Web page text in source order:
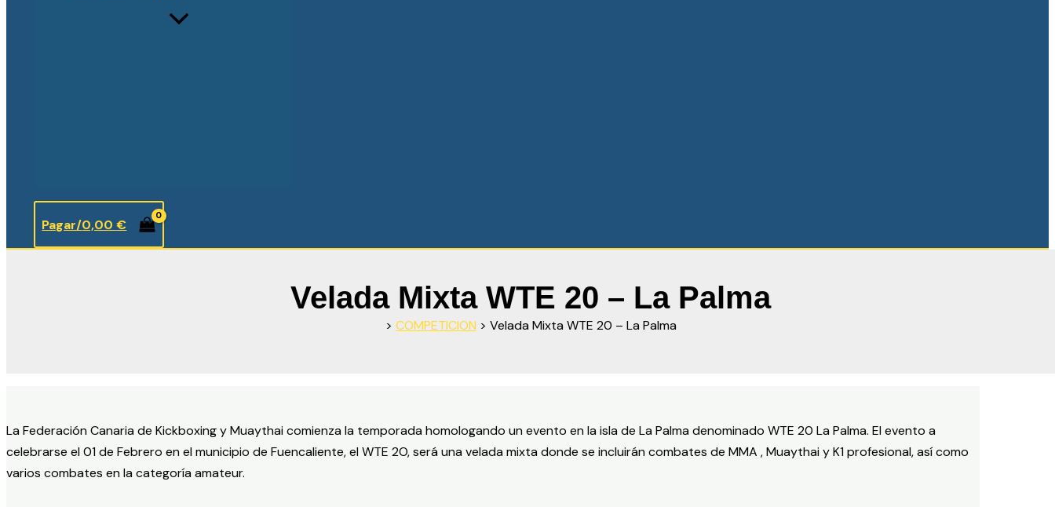
Pagar/0,00€
Velada Mixta WTE 20 – La Palma
> COMPETICION > Velada Mixta WTE 20 – La Palma
La Federación Canaria de Kickboxing y Muaythai comienza la temporada homologando un evento en la isla de La Palma denominado WTE 20 La Palma. El evento a
celebrarse el 01 de Febrero en el municipio de Fuencaliente, el WTE 2O, será una velada mixta donde se incluirán combates de MMA , Muaythai y K1 profesional, así como
varios combates en la categoría amateur.